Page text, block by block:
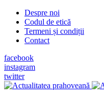
Despre noi
Codul de etică
Termeni și condiții
Contact
facebook
instagram
twitter